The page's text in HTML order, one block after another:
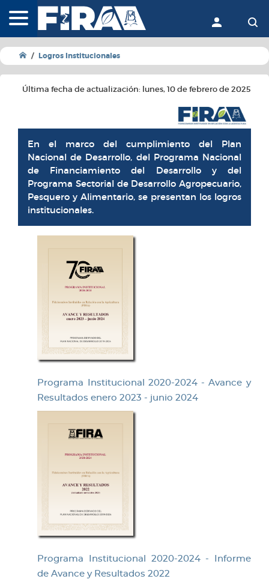
FIRA - Fideicomisos
Acceder
Logros Institucionales
Última fecha de actualización: lunes, 10 de febrero de 2025
En el marco del cumplimiento del Plan
Nacional de Desarrollo, del Programa Nacional
de Financiamiento del Desarrollo y del
Programa Sectorial de Desarrollo Agropecuario,
Pesquero y Alimentario, se presentan los logros
institucionales.
Programa Institucional 2020-2024 - Avance y
Resultados enero 2023 - junio 2024
Programa Institucional 2020-2024 - Informe
de Avance y Resultados 2022